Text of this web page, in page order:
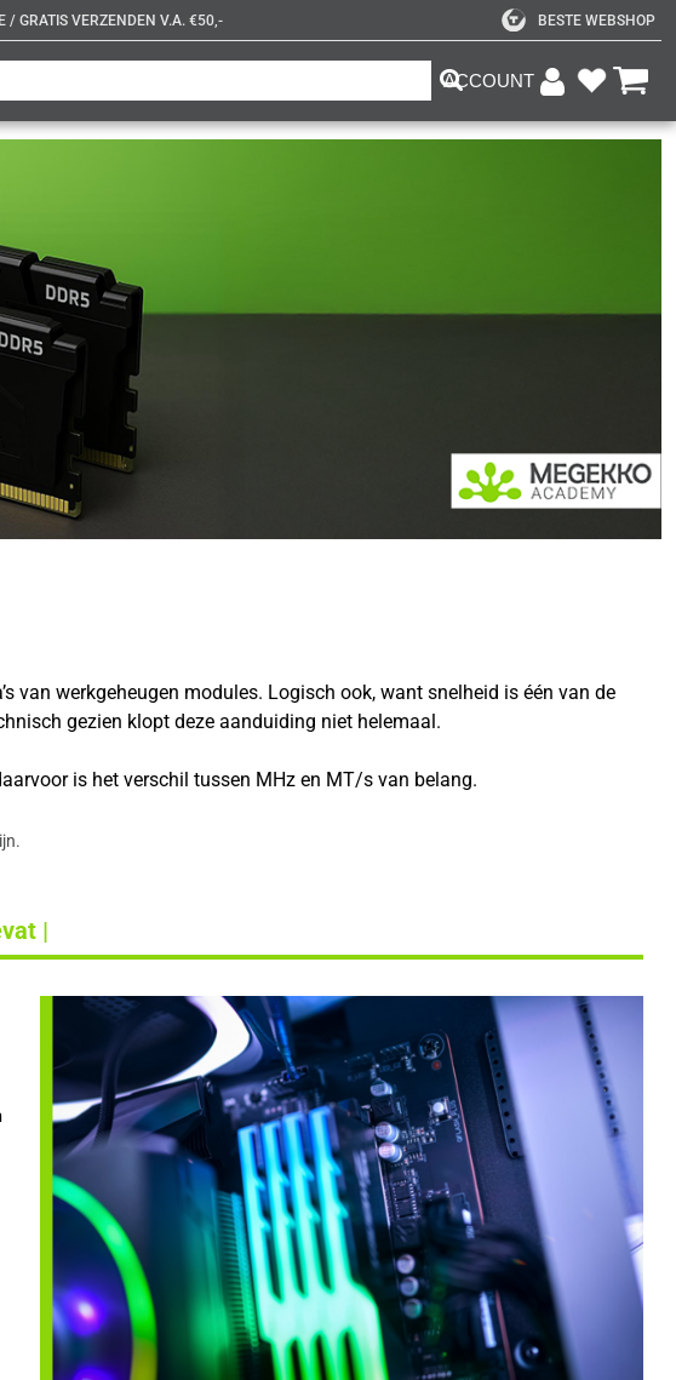
/ GRATIS VERZENDEN V.A. €50,- BESTE WEBSHOP
ACCOUNT
van werkgeheugen modules. Logisch ook, want snelheid is één van de
gezien klopt deze aanduiding niet helemaal.
is het verschil tussen MHz en MT/s van belang.
|